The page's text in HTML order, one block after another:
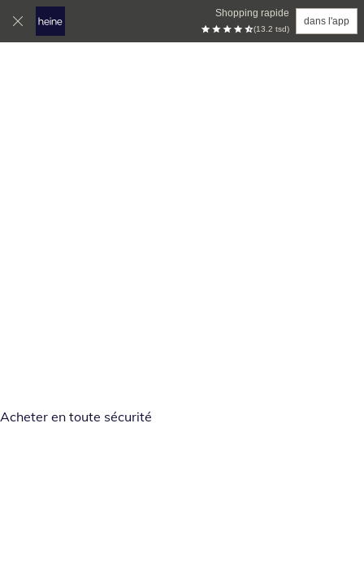
Shopping rapide
(13.2 tsd)
dans l'app
Acheter en toute sécurité